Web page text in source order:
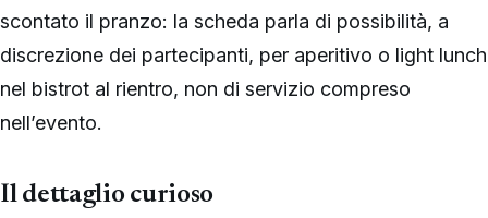
scontato il pranzo: la scheda parla di possibilità, a
discrezione dei partecipanti, per aperitivo o light lunch
nel bistrot al rientro, non di servizio compreso
nell’evento.
Il dettaglio curioso